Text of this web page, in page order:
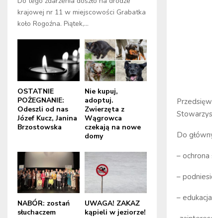
Do
–
–
–
krajowej nr 11 w miejscowości Grabatka
koło Rogoźna. Piątek,...
OSTATNIE
POŻEGNANIE:
Odeszli od nas
Józef Kucz, Janina
Brzostowska
Nie kupuj,
adoptuj.
Zwierzęta z
Wągrowca
czekają na nowe
domy
NABÓR: zostań
słuchaczem
UWAGA! ZAKAZ
kąpieli w jeziorze!